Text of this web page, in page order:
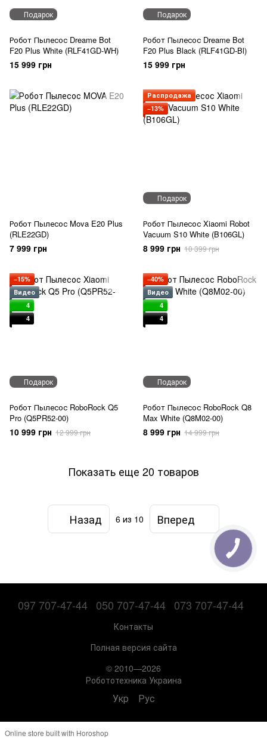
Подарок
Робот Пылесос Dreame Bot
F20 Plus White (RLF41GD-WH)
15 999 грн
Подарок
Робот Пылесос Dreame Bot
F20 Plus Black (RLF41GD-Bl)
15 999 грн
Робот Пылесос Mova E20 Plus
(RLE22GD)
7 999 грн
Подарок
Распродажа
−13%
Робот Пылесос Xiaomi Robot
Vacuum S10 White (B106GL)
8 999 грн 10 399 грн
Подарок
−15%
Видео
4
4
Робот Пылесос RoboRock Q5
Pro (Q5PR52-00)
10 999 грн 12 999 грн
Подарок
−40%
Видео
4
4
Робот Пылесос RoboRock Q8
Max White (Q8M02-00)
8 999 грн 14 999 грн
Показать еще 20 товаров
Назад 6 из 10 Вперед
097 707-47-44 050 707-47-44 073 707-47-44
Контакты
Полная версия сайта
© 2010—2026
Робототехника Украина
Укр Рус
Online store built with Horoshop